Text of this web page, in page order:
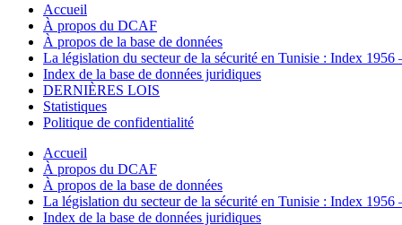
Accueil
À propos du DCAF
À propos de la base de données
La législation du secteur de la sécurité en Tunisie : Index 1956
Index de la base de données juridiques
DERNIÈRES LOIS
Statistiques
Politique de confidentialité
Accueil
À propos du DCAF
À propos de la base de données
La législation du secteur de la sécurité en Tunisie : Index 1956
Index de la base de données juridiques